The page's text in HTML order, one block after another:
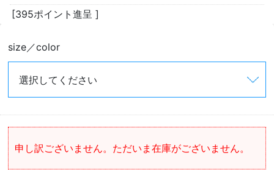
[395ポイント進呈 ]
size／color
申し訳ございません。ただいま在庫がございません。